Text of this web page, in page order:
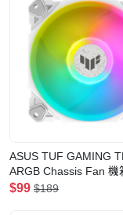
ASUS TUF GAMING
ARGB Chassis Fan 機
White(Singel Pack-散裝)
$99 $189